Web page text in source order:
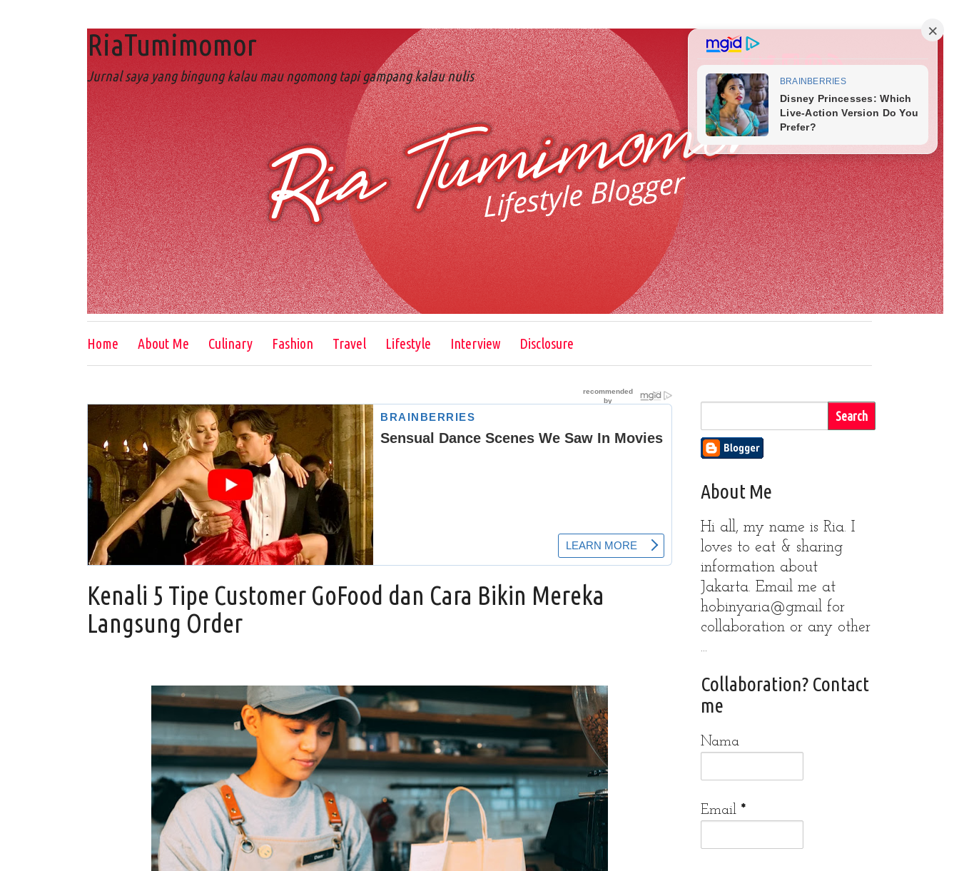
RiaTumimomor
Jurnal saya yang bingung kalau mau ngomong tapi gampang kalau nulis
Skip to content
Home About Me Culinary Fashion Travel Lifestyle Interview Disclosure
Kenali 5 Tipe Customer GoFood dan Cara Bikin Mereka
Langsung Order
About Me
Hi all, my name is Ria. I
loves to eat & sharing
information about
Jakarta. Email me at
hobinyaria@gmail for
collaboration or any other
...
Collaboration? Contact
me
Nama
Email *